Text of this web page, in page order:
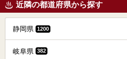
近隣の都道府県から探す
静岡県 1200
岐阜県 382